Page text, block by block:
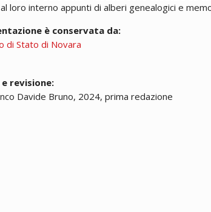
loro interno appunti di alberi genealogici e
è conservata da:
di Stato di Novara
e revisione:
Davide Bruno, 2024, prima redazione